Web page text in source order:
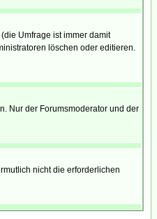
Umfrage ist immer damit
löschen oder editieren.
Nur der Forumsmoderator und der
nicht die erforderlichen